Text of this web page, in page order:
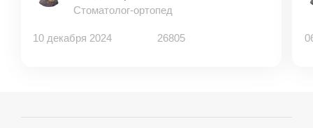
Стоматолог-ортопед
10 декабря 2024 26805